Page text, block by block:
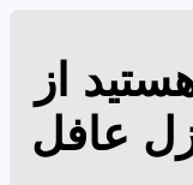
از
عافل